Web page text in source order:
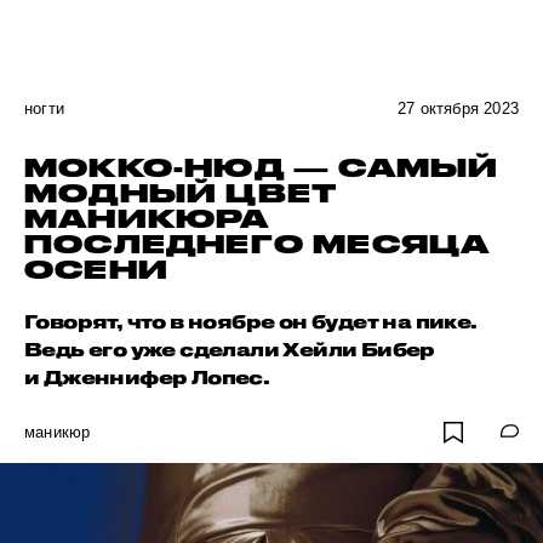
ногти 27 октября 2023
МОККО-НЮД — САМЫЙ
МОДНЫЙ ЦВЕТ
МАНИКЮРА
ПОСЛЕДНЕГО МЕСЯЦА
ОСЕНИ
Говорят, что в ноябре он будет на пике.
Ведь его уже сделали Хейли Бибер
и Дженнифер Лопес.
маникюр